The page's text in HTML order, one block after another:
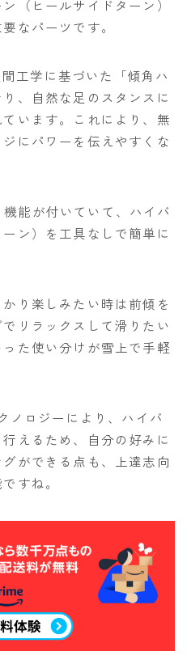
（ヒールサイドターン）
なパーツです。
工学に基づいた「傾角ハ
、自然な足のスタンスに
います。これにより、無
にパワーを伝えやすくな
能が付いていて、ハイバ
ン）を工具なしで簡単に
り楽しみたい時は前傾を
リラックスして滑りたい
た使い分けが雪上で手軽
ノロジーにより、ハイバ
えるため、自分の好みに
ができる点も、上達志向
すね。